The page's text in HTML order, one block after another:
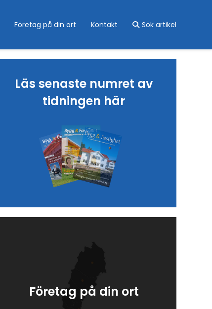
Företag på din ort Kontakt Sök artikel
Läs senaste numret av
tidningen här
Företag på din ort